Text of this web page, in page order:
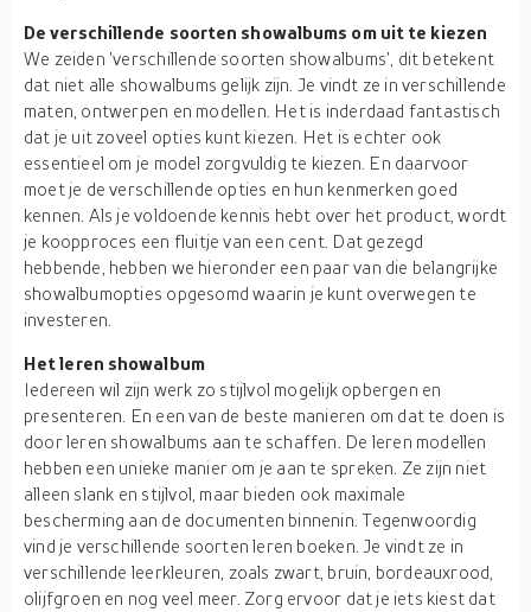
De verschillende soorten showalbums om uit te kiezen
We zeiden 'verschillende soorten showalbums', dit betekent
dat niet alle showalbums gelijk zijn. Je vindt ze in verschillende
maten, ontwerpen en modellen. Het is inderdaad fantastisch
dat je uit zoveel opties kunt kiezen. Het is echter ook
essentieel om je model zorgvuldig te kiezen. En daarvoor
moet je de verschillende opties en hun kenmerken goed
kennen. Als je voldoende kennis hebt over het product, wordt
je koopproces een fluitje van een cent. Dat gezegd
hebbende, hebben we hieronder een paar van die belangrijke
showalbumopties opgesomd waarin je kunt overwegen te
investeren.
Het leren showalbum
Iedereen wil zijn werk zo stijlvol mogelijk opbergen en
presenteren. En een van de beste manieren om dat te doen is
door leren showalbums aan te schaffen. De leren modellen
hebben een unieke manier om je aan te spreken. Ze zijn niet
alleen slank en stijlvol, maar bieden ook maximale
bescherming aan de documenten binnenin. Tegenwoordig
vind je verschillende soorten leren boeken. Je vindt ze in
verschillende leerkleuren, zoals zwart, bruin, bordeauxrood,
olijfgroen en nog veel meer. Zorg ervoor dat je iets kiest dat